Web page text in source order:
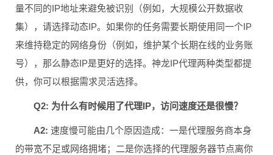
量不同的IP地址来避免被识别（例如，大规模公开数据收
集），请选择动态IP。如果你的任务需要长期使用同一个IP
来维持稳定的网络身份（例如，维护某个长期在线的业务账
号），那么静态IP是更好的选择。神龙IP代理两种类型都提
供，你可以根据需求灵活选择。
Q2: 为什么有时候用了代理IP，访问速度还是很慢？
A2: 速度慢可能由几个原因造成：一是代理服务商本身
的带宽不足或网络拥堵；二是你选择的代理服务器节点离你